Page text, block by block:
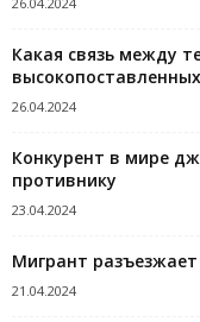
Какая связь между
26.04.2024
Конкурент в мире
противнику
23.04.2024
Мигрант
21.04.2024